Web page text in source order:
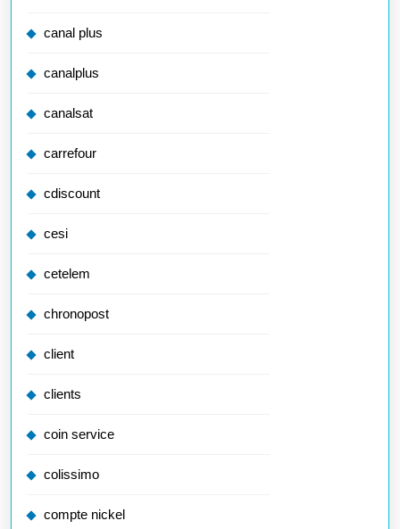
canal plus
canalplus
canalsat
carrefour
cdiscount
cesi
cetelem
chronopost
client
clients
coin service
colissimo
compte nickel